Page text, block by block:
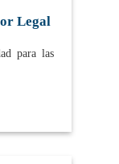
Legal
para las